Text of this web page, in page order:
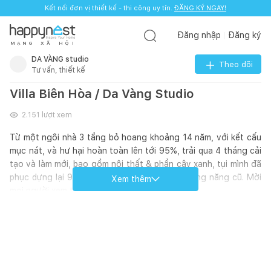
Kết nối đơn vị thiết kế - thi công uy tín. ĐĂNG KÝ NGAY!
M Ạ N G X Ã H Ộ I
Đăng nhập Đăng ký
DA VÀNG studio
Tư vấn, thiết kế
Theo dõi
Villa Biên Hòa / Da Vàng Studio
2.151 lượt xem
Từ một ngôi nhà 3 tầng bỏ hoang khoảng 14 năm, với kết cấu
mục nát, và hư hại hoàn toàn lên tới 95%, trải qua 4 tháng cải
tạo và làm mới, bao gồm nội thất & phần cây xanh, tụi mình đã
phục dựng lại 90% kết cấu, thay đổi 100% công năng cũ. Mời
mọi người xem thêm ở phần hình ảnh nhé!!!
Xem thêm